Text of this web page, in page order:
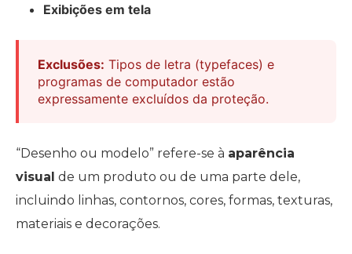
Exibições em tela
Exclusões: Tipos de letra (typefaces) e
programas de computador estão
expressamente excluídos da proteção.
“Desenho ou modelo” refere-se à aparência
visual de um produto ou de uma parte dele,
incluindo linhas, contornos, cores, formas, texturas,
materiais e decorações.